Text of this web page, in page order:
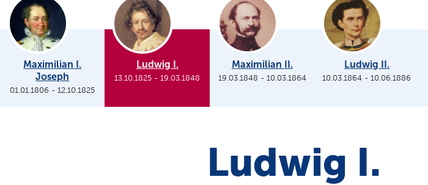
Maximilian I.
Joseph
01.01.1806 -12.10.1825
Ludwig I.
13.10.1825 -19.03.1848
Maximilian II.
19.03.1848 - 10.03.1864
Ludwig II.
10.03.1864 -10.06.1886
Ludwig I.